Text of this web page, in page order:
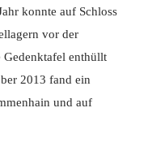
konnte auf Schloss
vor der
Gedenktafel enthüllt
2013 fand ein
und auf